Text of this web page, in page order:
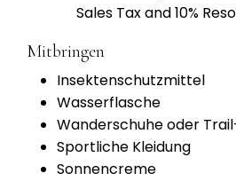
Sales Tax and 10%
Mitbringen
Insektenschutzmittel
Wasserflasche
Wanderschuhe oder
Sportliche Kleidung
Sonnencreme